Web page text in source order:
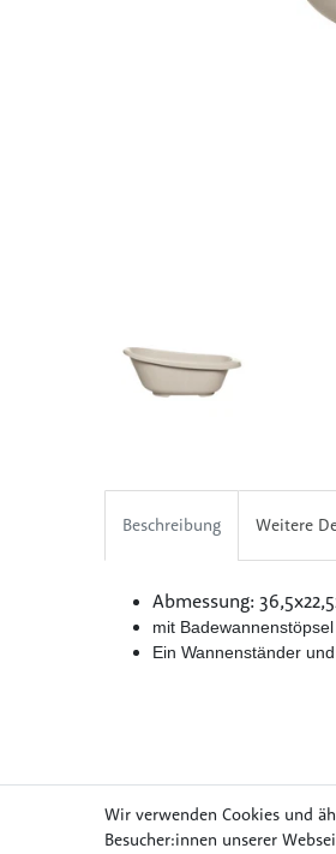
Beschreibung Weitere
Abmessung:
mit Badewannenstöpsel
Ein Wannenständer
Wir verwenden Cookies und
Besucher:innen unserer